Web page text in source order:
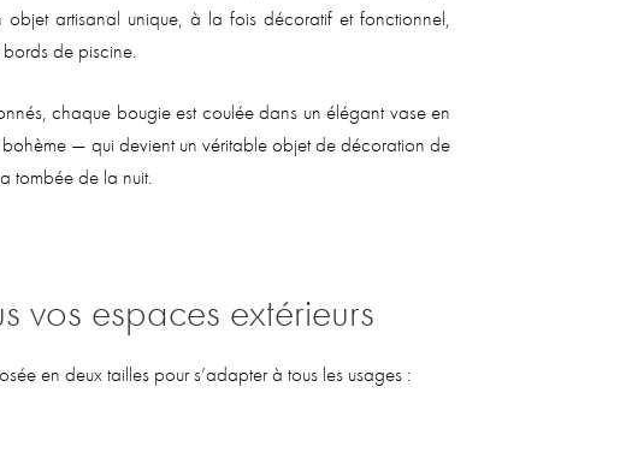
objet artisanal unique, à la fois décoratif et fonctionnel,
bords de piscine.
chaque bougie est coulée dans un élégant vase en
— qui devient un véritable objet de décoration de
tombée de la nuit.
vos espaces extérieurs
en deux tailles pour s’adapter à tous les usages :